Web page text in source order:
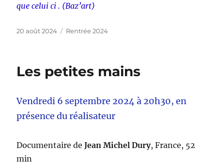
que celui ci . (Baz’art)
Publié
20 août 2024 Catégories
Rentrée 2024
Les petites mains
Vendredi 6 septembre 2024 à 20h30, en
présence du réalisateur
Documentaire deJean Michel Dury, France, 52
min